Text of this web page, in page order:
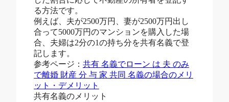
る方法です。
例えば、夫が2500万円、妻が2500万円出し
合って5000万円のマンションを購入した場
合、夫婦は2分の1の持ち分を共有名義で登
記します。
参考ページ： 共有 名義でローン は 夫 のみ
で離婚 財産 分 与 家 共同 名義の場合のメリ
ット・デメリット
共有名義のメリット